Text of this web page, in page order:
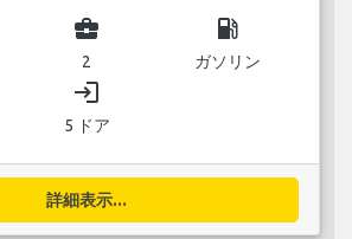
business_center
2
local_gas_station
ガソリン
login
5 ドア
詳細表示...